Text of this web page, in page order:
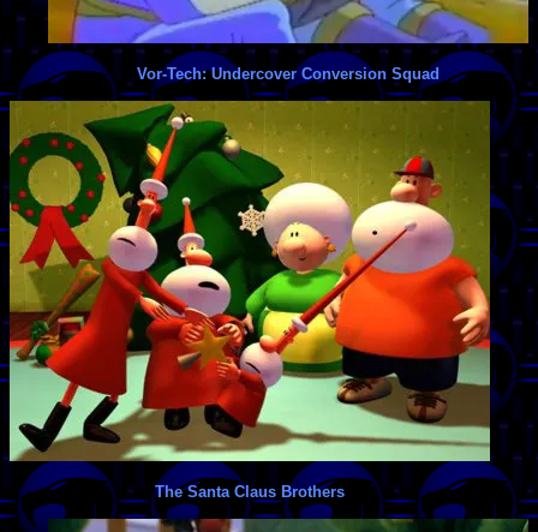
Vor-Tech: Undercover Conversion Squad
The Santa Claus Brothers